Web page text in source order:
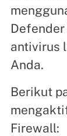
antivirus
Anda.
Berikut
Firewall: